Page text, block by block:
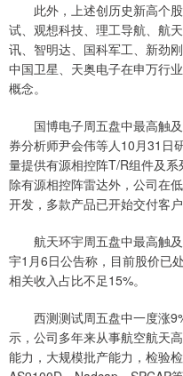
此外，上述创历史新高个股
试、观想科技、理工导航、航
讯、智明达、国科军工、新劲
中国卫星、天奥电子在申万行
概念。
国博电子周五盘中最高触及
券分析师尹会伟等人10月31日
量提供有源相控阵T/R组件及系
除有源相控阵雷达外，公司在
开发，多款产品已开始交付客户
航天环宇周五盘中最高触及
宇1月6日公告称，目前股价已
相关收入占比不足15%。
西测测试周五盘中一度涨
示，公司多年来从事航空航天
能力，大规模批产能力，检验